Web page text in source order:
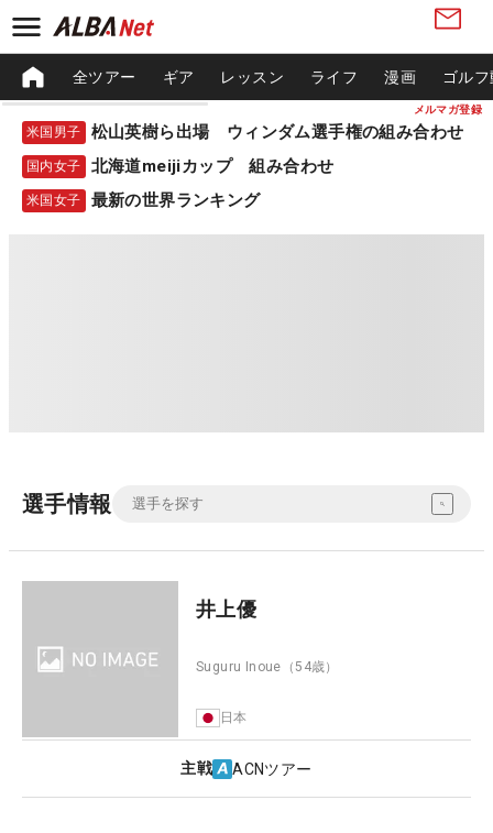
メルマガ登録
全ツアー ギア レッスン ライフ 漫画 ゴル
米国男子 松山英樹ら出場 ウィンダム選手権の組み合わせ
国内女子 北海道meijiカップ 組み合わせ
米国女子 最新の世界ランキング
選手情報
井上優
Suguru Inoue （54歳）
日本
主戦 ACNツアー